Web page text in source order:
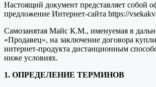
Настоящий документ представляет собой
предложение Интернет-сайта https://
Самозанятая Майс К.М., именуемая в
«Продавец», на заключение договора
интернет-продукта дистанционным
ниже условиях.
1. ОПРЕДЕЛЕНИЕ ТЕРМИНОВ